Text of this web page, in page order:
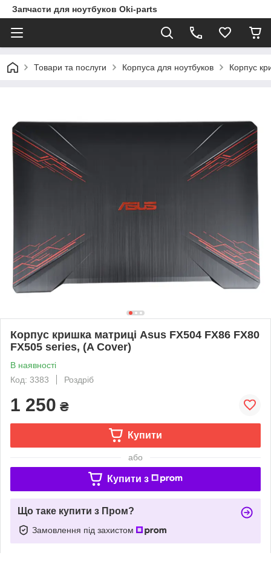
Запчасти для ноутбуков Oki-parts
Товари та послуги Корпуса для ноутбуков Корпус
Корпус кришка матриці Asus FX504 FX86 FX80
FX505 series, (A Cover)
В наявності
Код: 3383
Роздріб
1 250 ₴
Купити
або
Купити з
Що таке купити з Пром?
Замовлення під захистом